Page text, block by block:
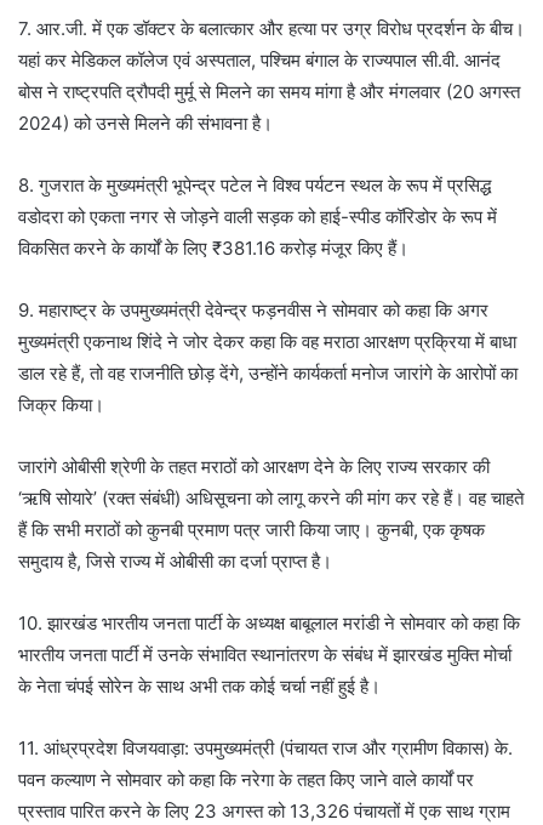
7. आर.जी. में एक डॉक्टर के बलात्कार और हत्या पर उग्र विरोध प्रदर्शन के बीच।
यहां कर मेडिकल कॉलेज एवं अस्पताल, पश्चिम बंगाल के राज्यपाल सी.वी. आनंद
बोस ने राष्ट्रपति द्रौपदी मुर्मू से मिलने का समय मांगा है और मंगलवार (20 अगस्त
2024) को उनसे मिलने की संभावना है।
8. गुजरात के मुख्यमंत्री भूपेन्द्र पटेल ने विश्व पर्यटन स्थल के रूप में प्रसिद्ध
वडोदरा को एकता नगर से जोड़ने वाली सड़क को हाई-स्पीड कॉरिडोर के रूप में
विकसित करने के कार्यों के लिए ₹381.16 करोड़ मंजूर किए हैं।
9. महाराष्ट्र के उपमुख्यमंत्री देवेन्द्र फड़नवीस ने सोमवार को कहा कि अगर
मुख्यमंत्री एकनाथ शिंदे ने जोर देकर कहा कि वह मराठा आरक्षण प्रक्रिया में बाधा
डाल रहे हैं, तो वह राजनीति छोड़ देंगे, उन्होंने कार्यकर्ता मनोज जारांगे के आरोपों का
जिक्र किया।
जारांगे ओबीसी श्रेणी के तहत मराठों को आरक्षण देने के लिए राज्य सरकार की
‘ऋषि सोयारे’ (रक्त संबंधी) अधिसूचना को लागू करने की मांग कर रहे हैं। वह चाहते
हैं कि सभी मराठों को कुनबी प्रमाण पत्र जारी किया जाए। कुनबी, एक कृषक
समुदाय है, जिसे राज्य में ओबीसी का दर्जा प्राप्त है।
10. झारखंड भारतीय जनता पार्टी के अध्यक्ष बाबूलाल मरांडी ने सोमवार को कहा कि
भारतीय जनता पार्टी में उनके संभावित स्थानांतरण के संबंध में झारखंड मुक्ति मोर्चा
के नेता चंपई सोरेन के साथ अभी तक कोई चर्चा नहीं हुई है।
11. आंध्रप्रदेश विजयवाड़ा: उपमुख्यमंत्री (पंचायत राज और ग्रामीण विकास) के.
पवन कल्याण ने सोमवार को कहा कि नरेगा के तहत किए जाने वाले कार्यों पर
प्रस्ताव पारित करने के लिए 23 अगस्त को 13,326 पंचायतों में एक साथ ग्राम